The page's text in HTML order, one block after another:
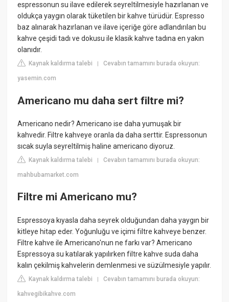
espressonun su ilave edilerek seyreltilmesiyle hazırlanan ve
oldukça yaygın olarak tüketilen bir kahve türüdür. Espresso
baz alınarak hazırlanan ve ilave içeriğe göre adlandırılan bu
kahve çeşidi tadı ve dokusu ile klasik kahve tadına en yakın
olanıdır.
Kaynak kaldırma talebi |Cevabın tamamını burada okuyun:
yasemin.com
Americano mu daha sert filtre mi?
Americano nedir? Americano ise daha yumuşak bir
kahvedir. Filtre kahveye oranla da daha serttir. Espressonun
sıcak suyla seyreltilmiş haline americano diyoruz.
Kaynak kaldırma talebi |Cevabın tamamını burada okuyun:
mahbubamarket.com
Filtre mi Americano mu?
Espressoya kıyasla daha seyrek olduğundan daha yaygın bir
kitleye hitap eder. Yoğunluğu ve içimi filtre kahveye benzer.
Filtre kahve ile Americano'nun ne farkı var? Americano
Espressoya su katılarak yapılırken filtre kahve suda daha
kalın çekilmiş kahvelerin demlenmesi ve süzülmesiyle yapılır.
Kaynak kaldırma talebi |Cevabın tamamını burada okuyun:
kahvegibikahve.com